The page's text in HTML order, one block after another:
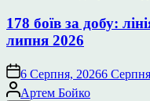
178 боїв за добу:
липня 2026
6 Серпня, 20266
Опубліковано
Артем Бойко